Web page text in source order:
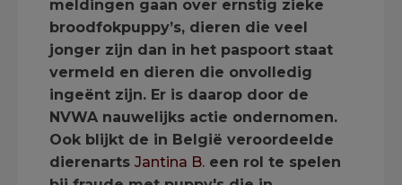
meldingen gaan over ernstig zieke
broodfokpuppy’s, dieren die veel
jonger zijn dan in het paspoort staat
vermeld en dieren die onvolledig
ingeënt zijn. Er is daarop door de
NVWA nauwelijks actie ondernomen.
Ook blijkt de in België veroordeelde
dierenarts Jantina B. een rol te spelen